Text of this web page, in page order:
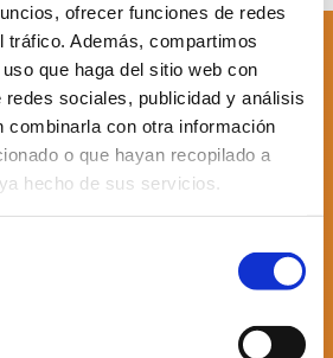
ofrecer funciones de redes
tráfico. Además, compartimos
que haga del sitio web con
sociales, publicidad y análisis
combinarla con otra información
o que hayan recopilado a
hecho de sus servicios.
à la
our